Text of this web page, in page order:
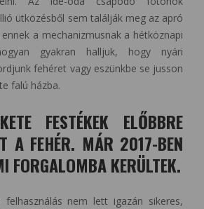
ütközésből sem találják meg az apró
a mechanizmusnak a hétköznapi
gyakran halljuk, hogy nyári
fehéret vagy eszünkbe se jusson
falú házba.
FESTÉKEK ELŐBBRE
A FEHÉR. MÁR 2017-BEN
FORGALOMBA KERÜLTEK.
felhasználás nem lett igazán sikeres,